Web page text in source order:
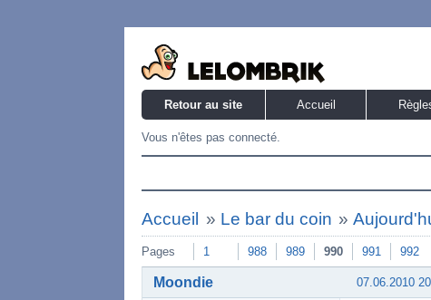
Retour au site Accueil
Vous n'êtes pas connecté.
Accueil » Le bar du coin »
Pages 1 988 989 990 991 992
07.06.2010
Moondie